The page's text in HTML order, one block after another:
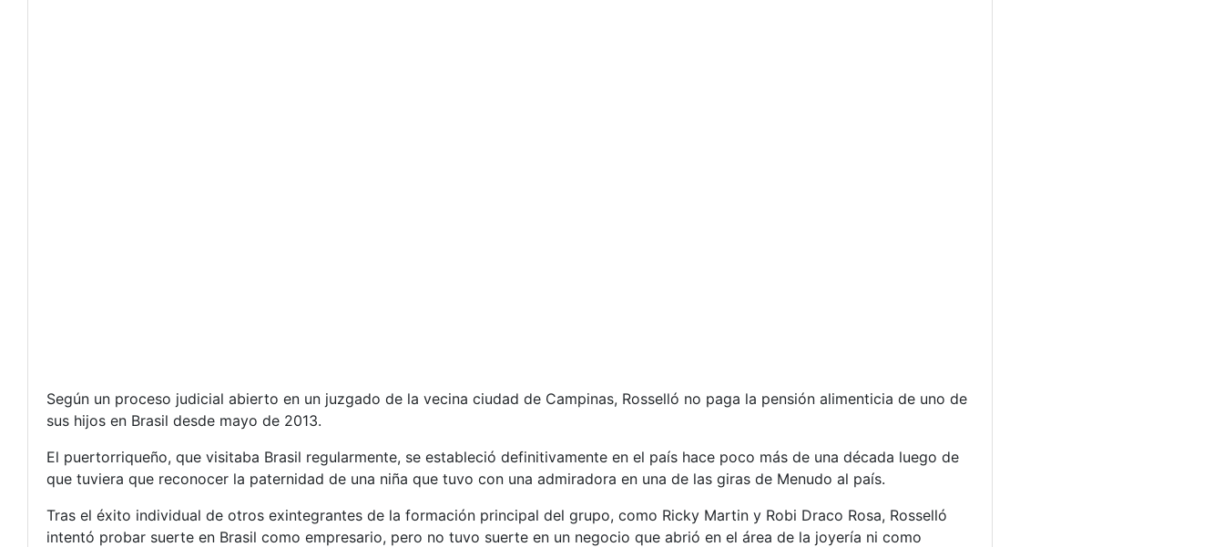
Según un proceso judicial abierto en un juzgado de la vecina ciudad de Campinas, Rosselló no paga la pensión alimenticia de uno de
sus hijos en Brasil desde mayo de 2013.
El puertorriqueño, que visitaba Brasil regularmente, se estableció definitivamente en el país hace poco más de una década luego de
que tuviera que reconocer la paternidad de una niña que tuvo con una admiradora en una de las giras de Menudo al país.
Tras el éxito individual de otros exintegrantes de la formación principal del grupo, como Ricky Martin y Robi Draco Rosa, Rosselló
intentó probar suerte en Brasil como empresario, pero no tuvo suerte en un negocio que abrió en el área de la joyería ni como